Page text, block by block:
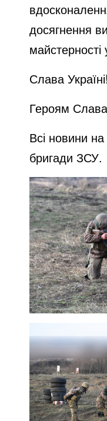
досягнення
Слава Україні!
Героям
Всі новини
бригади ЗСУ.